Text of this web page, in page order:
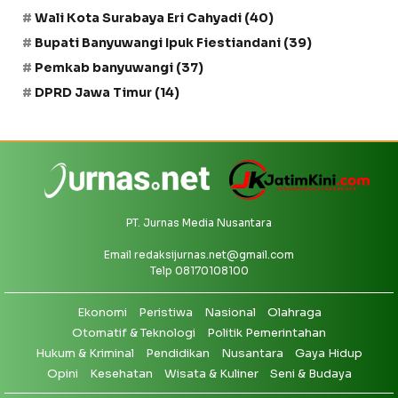
Wali Kota Surabaya Eri Cahyadi (40)
Bupati Banyuwangi Ipuk Fiestiandani (39)
Pemkab banyuwangi (37)
DPRD Jawa Timur (14)
PT. Jurnas Media Nusantara
Email redaksijurnas.net@gmail.com
Telp 08170108100
Ekonomi Peristiwa Nasional
Olahraga
Otomatif & Teknologi
Politik Pemerintahan
Hukum & Kriminal
Pendidikan Nusantara
Gaya Hidup
Opini
Kesehatan Wisata & Kuliner Seni & Budaya